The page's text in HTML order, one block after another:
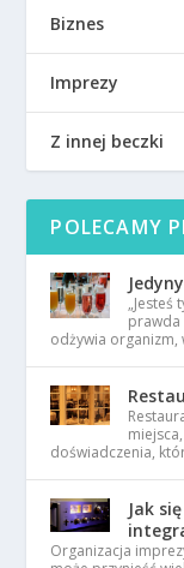
Biznes
Imprezy
Z innej beczki
POLECAMY
„Jesteś
prawda
odżywia organizm,
doświadczenia,
Jak
Organizacja